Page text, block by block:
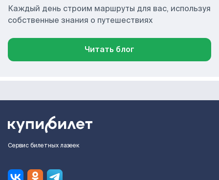
Каждый день строим маршруты для вас, используя
собственные знания о путешествиях
Читать блог
Сервис билетных лазеек